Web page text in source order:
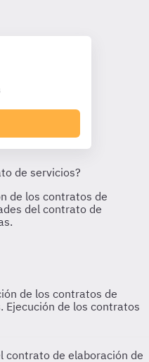
de los contratos de
Ejecución de los contratos
contrato de elaboración de